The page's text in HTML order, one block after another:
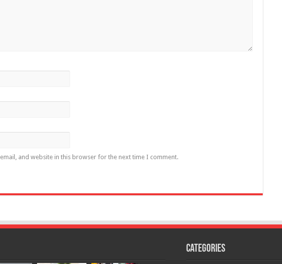
email, and website in this browser for the next time I comment.
Categories